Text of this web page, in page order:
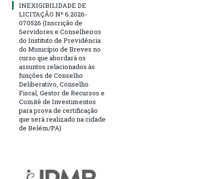
INEXIGIBILIDADE DE
LICITAÇÃO Nº 6.2026-
070526 (Inscrição de
Servidores e Conselheiros
do Instituto de Previdência
do Município de Breves no
curso que abordará os
assuntos relacionados às
funções de Conselho
Deliberativo, Conselho
Fiscal, Gestor de Recursos e
Comitê de Investimentos
para prova de certificação
que será realizado na cidade
de Belém/PA)